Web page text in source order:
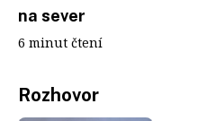
na sever
6 minut čtení
Rozhovor